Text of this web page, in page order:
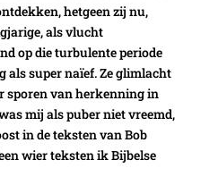
hetgeen zij nu,
als vlucht
op die turbulente periode
als super naïef. Ze glimlacht
sporen van herkenning in
mij als puber niet vreemd,
in de teksten van Bob
wier teksten ik Bijbelse